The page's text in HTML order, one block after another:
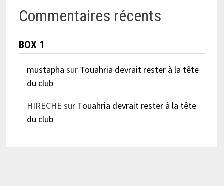
Commentaires récents
BOX 1
mustapha sur Touahria devrait rester à la tête
du club
HIRECHE sur Touahria devrait rester à la tête
du club